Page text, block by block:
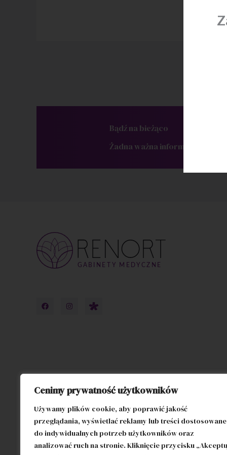
Cenimy prywatność użytkowników
Używamy plików cookie, aby poprawić jakość
przeglądania, wyświetlać reklamy lub treści dostosowane
do indywidualnych potrzeb użytkowników oraz
analizować ruch na stronie. Kliknięcie przycisku
Bądź na bieżąco
Żadna ważna informacja Cię nie